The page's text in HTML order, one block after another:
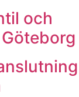
och